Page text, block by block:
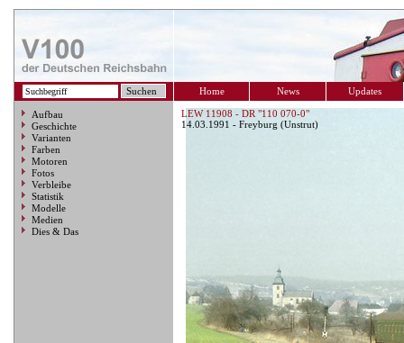
Home News Updates
Aufbau
Geschichte
Varianten
Farben
Motoren
Fotos
Verbleibe
Statistik
Modelle
Medien
Dies & Das
LEW 11908 - DR "110 070-0"
14.03.1991 - Freyburg (Unstrut)